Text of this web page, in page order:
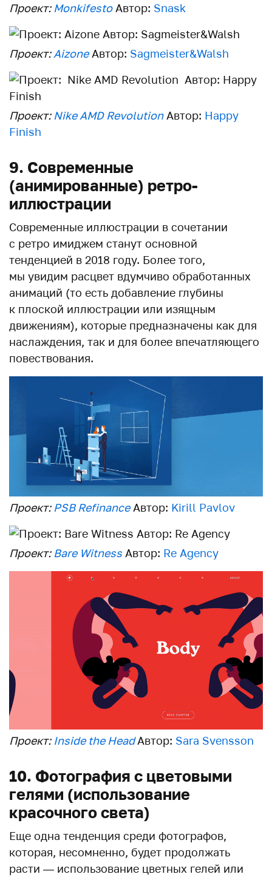
Проект: MonkifestoАвтор: Snask
Проект:AizoneАвтор: Sagmeister&Walsh
Проект: Nike AMD RevolutionАвтор: Happy
Finish
9. Современные
(анимированные) ретро-
иллюстрации
Современные иллюстрации в сочетании
с ретро имиджем станут основной
тенденцией в 2018 году. Более того,
мы увидим расцвет вдумчиво обработанных
анимаций (то есть добавление глубины
к плоской иллюстрации или изящным
движениям), которые предназначены как для
наслаждения, так и для более впечатляющего
повествования.
Проект: PSB RefinanceАвтор: Kirill Pavlov
Проект: Bare Witness Автор: Re Agency
Проект: Inside the HeadАвтор: Sara Svensson
10. Фотография с цветовыми
гелями (использование
красочного света)
Еще одна тенденция среди фотографов,
которая, несомненно, будет продолжать
расти — использование цветных гелей или